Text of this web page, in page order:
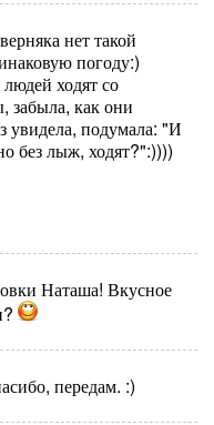
нет такой
погоду:)
ходят со
забыла, как они
увидела, подумала: "И
без лыж, ходят?":))))
Наташа! Вкусное
передам. :)